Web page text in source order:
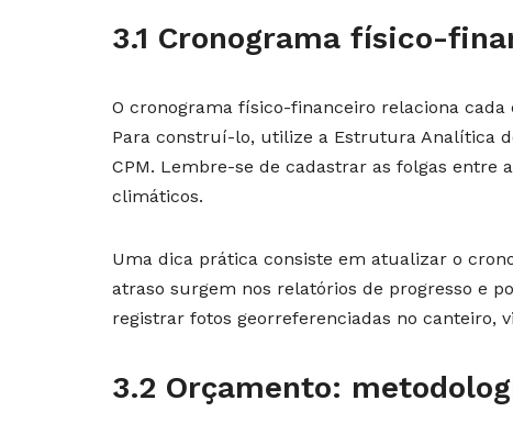
3.1 Cronograma físico-
O cronograma físico-financeiro relaciona
Para construí-lo, utilize a Estrutura Analítica
CPM. Lembre-se de cadastrar as folgas entre
climáticos.
Uma dica prática consiste em atualizar o
atraso surgem nos relatórios de progresso e
registrar fotos georreferenciadas no canteiro,
3.2 Orçamento: